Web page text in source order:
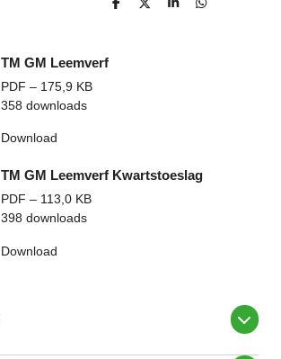
D
D
S
D
TM GM Leemverf
PDF – 175,9 KB
358 downloads
Download
TM GM Leemverf Kwartstoeslag
PDF – 113,0 KB
398 downloads
Download